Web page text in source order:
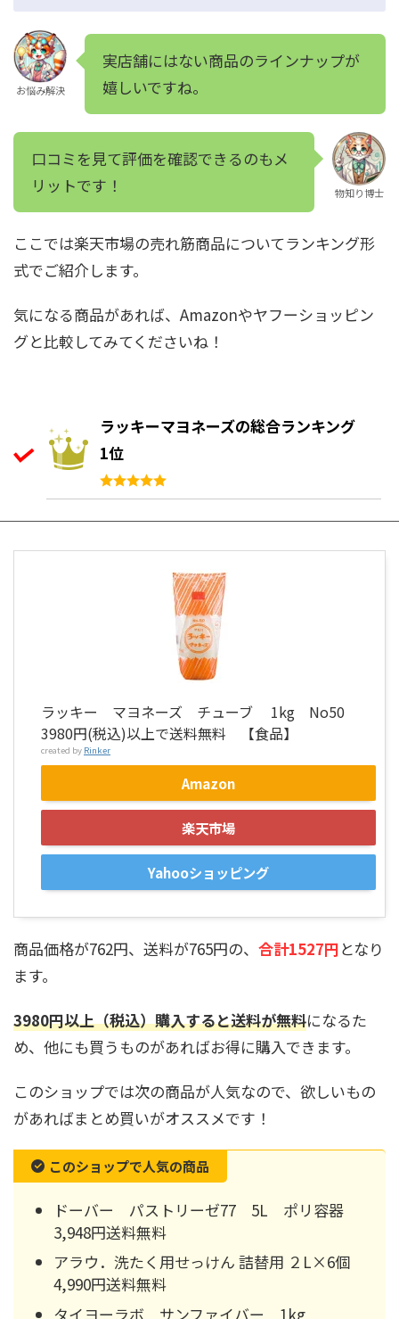
お悩み解決
実店舗にはない商品のラインナップが
嬉しいですね。
口コミを見て評価を確認できるのもメ
リットです！
物知り博士
ここでは楽天市場の売れ筋商品についてランキング形
式でご紹介します。
気になる商品があれば、Amazonやヤフーショッピン
グと比較してみてくださいね！
ラッキーマヨネーズの総合ランキング
1位
ラッキー マヨネーズ チューブ 1kg No50
3980円(税込)以上で送料無料 【食品】
created by Rinker
Amazon
楽天市場
Yahooショッピング
商品価格が762円、送料が765円の、 合計1527円 となり
ます。
3980円以上（税込）購入すると送料が無料になるた
め、他にも買うものがあればお得に購入できます。
このショップでは次の商品が人気なので、欲しいもの
があればまとめ買いがオススメです！
このショップで人気の商品
ドーバー パストリーゼ77 5L ポリ容器
3,948円送料無料
アラウ．洗たく用せっけん 詰替用 ２L×6個
4,990円送料無料
タイヨーラボ サンファイバー 1kg